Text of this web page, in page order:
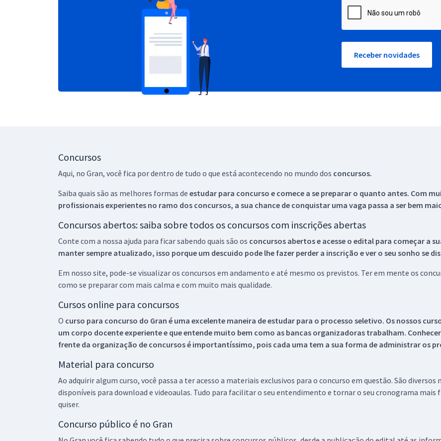
Receber novidades
Concursos
Aqui, no Gran, você fica por dentro de tudo o que está acontecendo no mundo dos concursos.
Saiba quais são as melhores formas de estudar para concurso e comece a se preparar o quanto antes. Com
profissionais experientes no ramo dos concursos, a sua chance de conquistar uma vaga passa a ser bem
Concursos abertos: saiba sobre todos os concursos com inscrições abertas
Conte com a nossa ajuda para ficar sabendo quais são os concursos abertos e acesse o edital para começar a
manter sempre atualizado, isso porque um descuido pode lhe fazer perder a inscrição e ver o seu sonho se
Em nosso site, pode-se visualizar os concursos em andamento e até mesmo os previstos. Ter em mente os
como se preparar com mais calma e com muito mais qualidade.
Cursos online para concursos
O curso para concurso do Gran é uma excelente maneira de estudar para o processo seletivo. Os nossos
um corpo docente experiente e que entende muito bem como as bancas organizadoras trabalham.
frente da organização de concursos é importantíssimo, pois cada uma tem a sua forma de administrar os
Material para concurso
Ao adquirir algum curso, você passa a ter acesso a materiais exclusivos para o concurso em questão. São
disponíveis para download e videoaulas. Tudo para facilitar o seu entendimento e tornar o seu cronograma mais
quiser.
Concurso público é no Gran